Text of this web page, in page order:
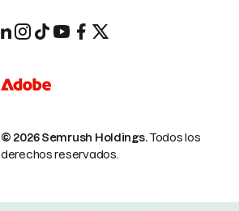
© 2026 Semrush Holdings.Todos los
derechos reservados.